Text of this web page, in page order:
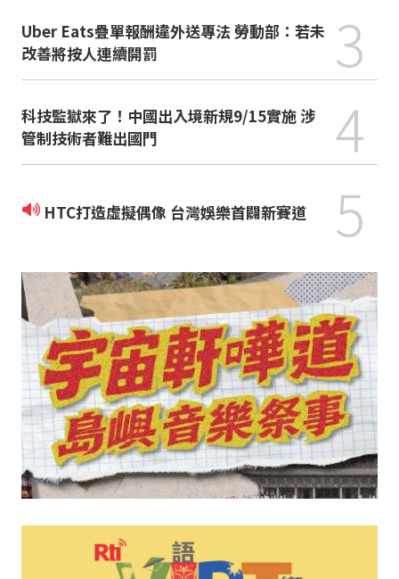
Uber Eats疊單報酬違外送專法 勞動部：若未
改善將按人連續開罰
3
科技監獄來了！中國出入境新規9/15實施 涉
管制技術者難出國門
4
HTC打造虛擬偶像 台灣娛樂首闢新賽道 5